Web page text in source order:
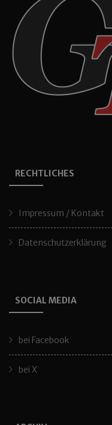
RECHTLICHES
Impressum / Kontakt
Datenschutzerklärung
SOCIAL MEDIA
bei Facebook
bei X